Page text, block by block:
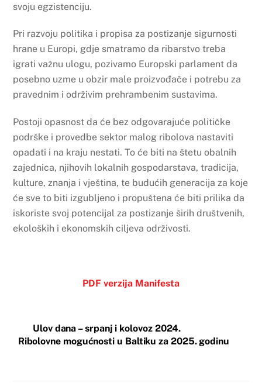
svoju egzistenciju.
Pri razvoju politika i propisa za postizanje sigurnosti
hrane u Europi, gdje smatramo da ribarstvo treba
igrati važnu ulogu, pozivamo Europski parlament da
posebno uzme u obzir male proizvođače i potrebu za
pravednim i održivim prehrambenim sustavima.
Postoji opasnost da će bez odgovarajuće političke
podrške i provedbe sektor malog ribolova nastaviti
opadati i na kraju nestati. To će biti na štetu obalnih
zajednica, njihovih lokalnih gospodarstava, tradicija,
kulture, znanja i vještina, te budućih generacija za koje
će sve to biti izgubljeno i propuštena će biti prilika da
iskoriste svoj potencijal za postizanje širih društvenih,
ekoloških i ekonomskih ciljeva održivosti.
PDF verzija Manifesta
Ulov dana – srpanj i kolovoz 2024.
Ribolovne mogućnosti u Baltiku za 2025. godinu